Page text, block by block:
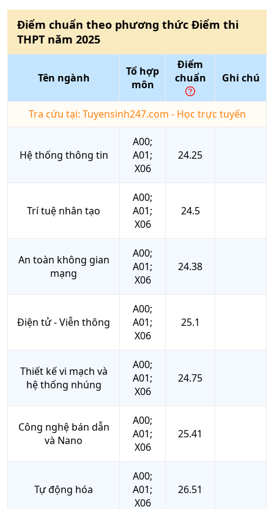
Điểm chuẩn theo phương thức Điểm thi
THPT năm 2025
Tên ngành
Tổ hợp
môn
Điểm
chuẩn
Ghi chú
Tra cứu tại: Tuyensinh247.com - Học trực tuyến
Hệ thống thông tin
A00;
A01;
X06
24.25
Trí tuệ nhân tạo
A00;
A01;
X06
24.5
An toàn không gian
mạng
A00;
A01;
X06
24.38
Điện tử - Viễn thông
A00;
A01;
X06
25.1
Thiết kế vi mạch và
hệ thống nhúng
A00;
A01;
X06
24.75
Công nghệ bán dẫn
và Nano
A00;
A01;
X06
25.41
Tự động hóa
A00;
A01;
X06
26.51